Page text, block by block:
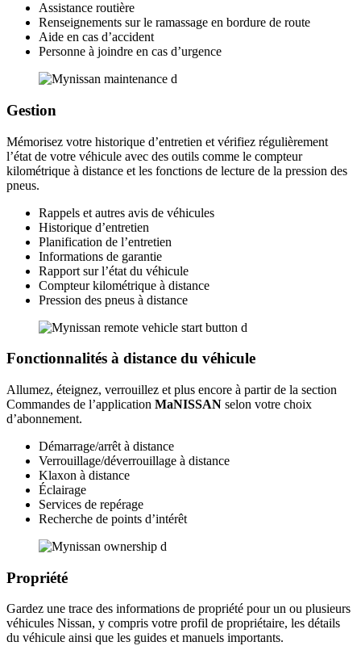
Assistance routière
Renseignements sur le ramassage en bordure de route
Aide en cas d’accident
Personne à joindre en cas d’urgence
Gestion
Mémorisez votre historique d’entretien et vérifiez régulièrement
l’état de votre véhicule avec des outils comme le compteur
kilométrique à distance et les fonctions de lecture de la pression des
pneus.
Rappels et autres avis de véhicules
Historique d’entretien
Planification de l’entretien
Informations de garantie
Rapport sur l’état du véhicule
Compteur kilométrique à distance
Pression des pneus à distance
Fonctionnalités à distance du véhicule
Allumez, éteignez, verrouillez et plus encore à partir de la section
Commandes de l’application MaNISSAN selon votre choix
d’abonnement.
Démarrage/arrêt à distance
Verrouillage/déverrouillage à distance
Klaxon à distance
Éclairage
Services de repérage
Recherche de points d’intérêt
Propriété
Gardez une trace des informations de propriété pour un ou plusieurs
véhicules Nissan, y compris votre profil de propriétaire, les détails
du véhicule ainsi que les guides et manuels importants.